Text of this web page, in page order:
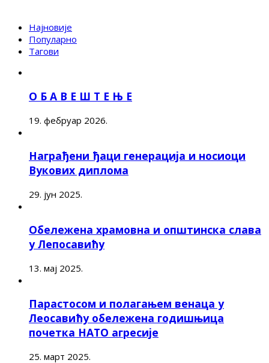
Најновије
Популарно
Тагови
О Б А В Е Ш Т Е Њ Е
19. фебруар 2026.
Награђени ђаци генерација и носиоци
Вукових диплома
29. јун 2025.
Обележена храмовна и општинска слава
у Лепосавићу
13. мај 2025.
Парастосом и полагањем венаца у
Леосавићу обележена годишњица
почетка НАТО агресије
25. март 2025.